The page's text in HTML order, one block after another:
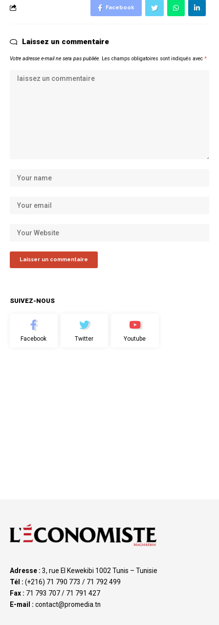
Facebook
Laissez un commentaire
Votre adresse e-mail ne sera pas publiée. Les champs obligatoires sont indiqués avec *
SUIVEZ-NOUS
Facebook Twitter Youtube
Adresse : 3, rue El Kewekibi 1002 Tunis – Tunisie
Tél : (+216) 71 790 773 / 71 792 499
Fax : 71 793 707 / 71 791 427
E-mail : contact@promedia.tn